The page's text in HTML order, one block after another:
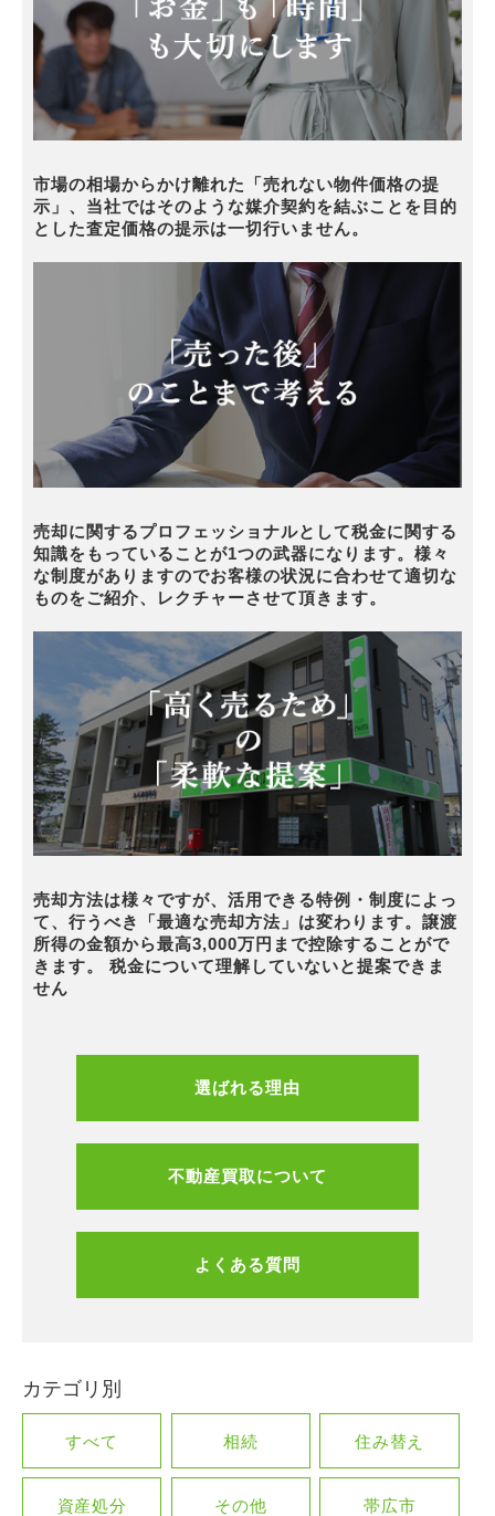
市場の相場からかけ離れた「売れない物件価格の提
示」、当社ではそのような媒介契約を結ぶことを目的
とした査定価格の提示は一切行いません。
売却に関するプロフェッショナルとして税金に関する
知識をもっていることが1つの武器になります。様々
な制度がありますのでお客様の状況に合わせて適切な
ものをご紹介、レクチャーさせて頂きます。
売却方法は様々ですが、活用できる特例・制度によっ
て、行うべき「最適な売却方法」は変わります。譲渡
所得の金額から最高3,000万円まで控除することがで
きます。 税金について理解していないと提案できま
せん
選ばれる理由
不動産買取について
よくある質問
カテゴリ別
すべて 相続 住み替え
資産処分 その他 帯広市